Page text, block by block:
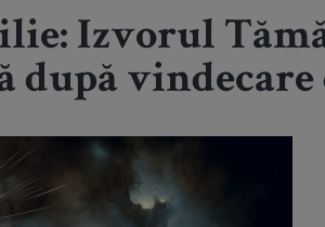
Izvorul
după